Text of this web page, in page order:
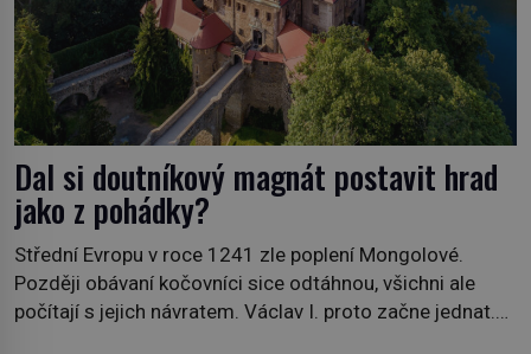
Dal si doutníkový magnát postavit hrad
jako z pohádky?
Střední Evropu v roce 1241 zle poplení Mongolové.
Později obávaní kočovníci sice odtáhnou, všichni ale
počítají s jejich návratem. Václav I. proto začne jednat.